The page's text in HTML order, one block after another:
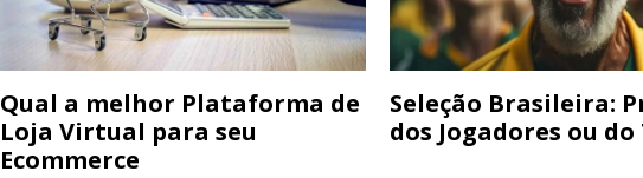
Qual a melhor Plataforma de
Loja Virtual para seu
Ecommerce
Seleção Brasileira:
dos Jogadores ou do